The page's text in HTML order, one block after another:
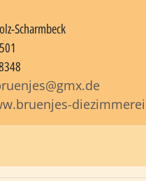
Scharmbeck